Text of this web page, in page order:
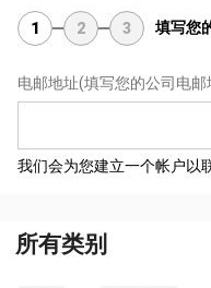
1 2 3 填写您
电邮地址(填写您的公司电
我们会为您建立一个帐户以
所有类别